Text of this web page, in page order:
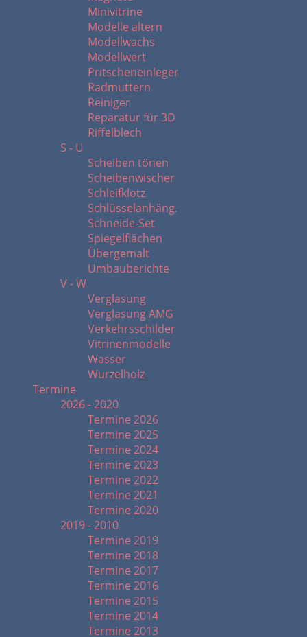
Minivitrine
Modelle altern
Modellwachs
Modellwert
Pritscheneinleger
Radmuttern
Reiniger
Reparatur für 3D
Riffelblech
S - U
Scheiben tönen
Scheibenwischer
Schleifklotz
Schlüsselanhäng.
Schneide-Set
Spiegelflächen
Übergemalt
Umbauberichte
V - W
Verglasung
Verglasung AMG
Verkehrsschilder
Vitrinenmodelle
Wasser
Wurzelholz
Termine
2026 - 2020
Termine 2026
Termine 2025
Termine 2024
Termine 2023
Termine 2022
Termine 2021
Termine 2020
2019 - 2010
Termine 2019
Termine 2018
Termine 2017
Termine 2016
Termine 2015
Termine 2014
Termine 2013